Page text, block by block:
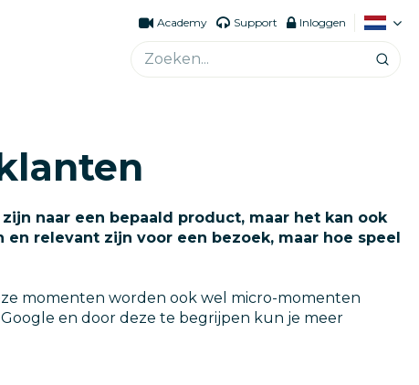
Academy Support Inloggen
naar een bepaald product, maar het kan ook
relevant zijn voor een bezoek, maar hoe speel
momenten worden ook wel micro-momenten
en door deze te begrijpen kun je meer